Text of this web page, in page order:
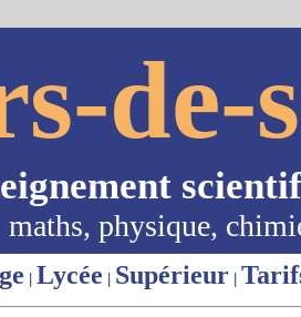
de-
maths, physique,
| Lycée | Supérieur |